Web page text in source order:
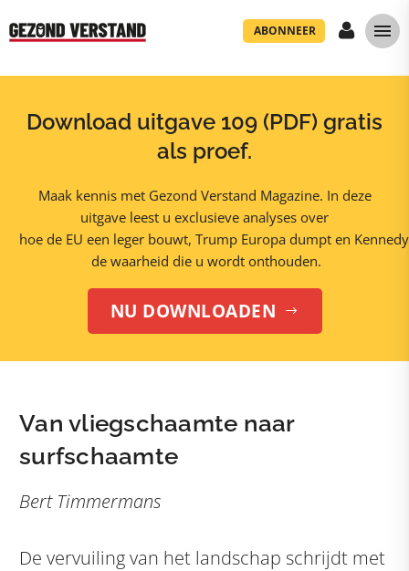
ABONNEER
Download uitgave 109 (PDF) gratis
als proef.
Maak kennis met Gezond Verstand Magazine. In deze
uitgave leest u exclusieve analyses over
hoe de EU een leger bouwt, Trump Europa dumpt en
de waarheid die u wordt onthouden.
NU DOWNLOADEN $
Van vliegschaamte naar
surfschaamte
Bert Timmermans
De vervuiling van het landschap schrijdt met